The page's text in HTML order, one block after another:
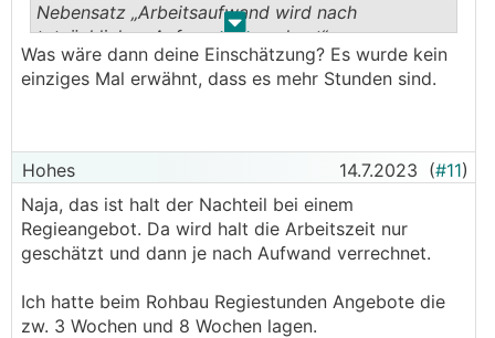
. .
Nebensatz „Arbeitsaufwand wird nach
tatsächlichen Aufwand verrechnet“.
Also wenn das so im Vertrag steht würd ich mir
Was wäre dann deine Einschätzung? Es wurde kein
einziges Mal erwähnt, dass es mehr Stunden sind.
Hohes 14.7.2023 (#11)
Naja, das ist halt der Nachteil bei einem
Regieangebot. Da wird halt die Arbeitszeit nur
geschätzt und dann je nach Aufwand verrechnet.
Ich hatte beim Rohbau Regiestunden Angebote die
zw. 3 Wochen und 8 Wochen lagen.